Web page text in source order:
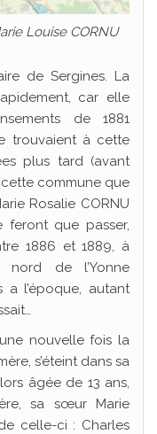
Louise CORNU
de Sergines. La
car elle
de 1881
trouvaient à cette
plus tard (avant
cette commune que
Rosalie CORNU
feront que passer,
1886 et 1889, à
nord de l’Yonne
a l’époque, autant
nouvelle fois la
s’éteint dans sa
âgée de 13 ans,
sa sœur Marie
celle-ci : Charles